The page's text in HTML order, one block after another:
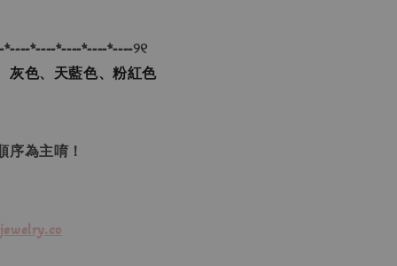
*----*----*----*----୨୧
灰色、天藍色、粉紅色
序為主唷！